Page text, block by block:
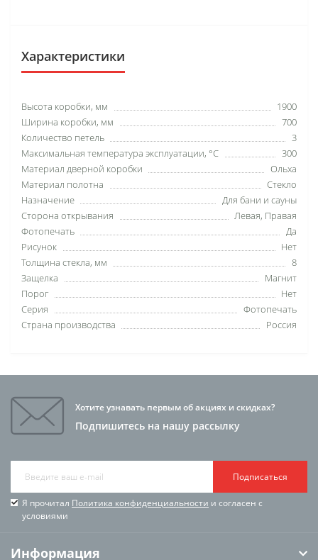
Характеристики
Высота коробки, мм
1900
Ширина коробки, мм
700
Количество петель
3
Максимальная температура эксплуатации, °C
300
Материал дверной коробки
Ольха
Материал полотна
Стекло
Назначение
Для бани и сауны
Сторона открывания
Левая, Правая
Фотопечать
Да
Рисунок
Нет
Толщина стекла, мм
8
Защелка
Магнит
Порог
Нет
Серия
Фотопечать
Страна производства
Россия
Хотите узнавать первым об акциях и скидках?
Подпишитесь на нашу рассылку
Подписаться
Я прочитал Политика конфиденциальности и согласен с
условиями
Информация